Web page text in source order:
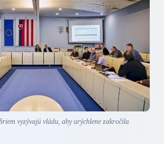
vyzývajú vládu, aby urýchlene zakročila